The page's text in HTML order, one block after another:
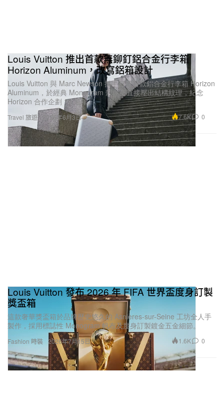
Travel 旅遊
Louis Vuitton 推出首款無鉚釘鋁合金行李箱
Horizon Aluminum，改寫鋁箱設計
Louis Vuitton 與 Marc Newson 攜手打造首款鋁合金行李箱 Horizon
Aluminum，於經典 Monogram 殼面上直接壓出結構紋理，紀念
Horizon 合作企劃 10 週年。
2026年6月3日 7.6K 0
Fashion 時裝
Louis Vuitton 發布 2026 年 FIFA 世界盃度身訂製
獎盃箱
這款奢華獎盃箱於品牌歷史悠久的 Asnières-sur-Seine 工坊全人手
製作，採用標誌性 Monogram 帆布及度身訂製鍍金五金細節。
2026年7月15日 1.6K 0